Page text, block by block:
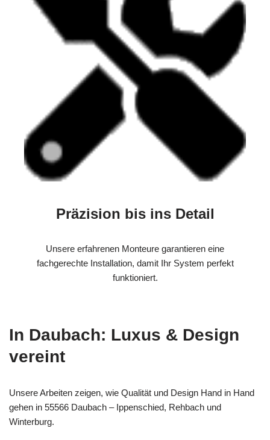
Präzision bis ins Detail
Unsere erfahrenen Monteure garantieren eine
fachgerechte Installation, damit Ihr System perfekt
funktioniert.
In Daubach: Luxus & Design
vereint
Unsere Arbeiten zeigen, wie Qualität und Design Hand in Hand
gehen in 55566 Daubach – Ippenschied, Rehbach und
Winterburg.